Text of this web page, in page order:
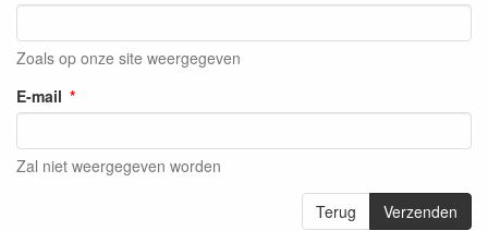
Zoals op onze site weergegeven
E-mail
Zal niet weergegeven worden
Terug Verzenden